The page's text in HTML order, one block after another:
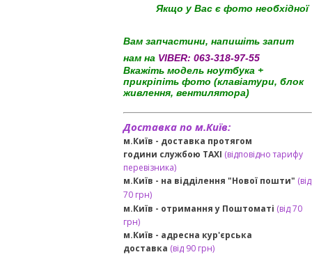
Якщо у Вас є фото необхідної
Вам запчастини, напишіть запит
нам на VIBER: 063-318-97-55
Вкажіть модель ноутбука +
прикріпіть фото (клавіатури, блок
живлення, вентилятора)
Доставка по м.Київ:
м.Київ - доставка протягом
години службою TAXI (відповідно тарифу
перевізника)
м.Київ - на відділення "Нової пошти" (від
70 грн)
м.Київ - отримання у Поштоматі (від 70
грн)
м.Київ - адресна кур'єрська
доставка (від90 грн)